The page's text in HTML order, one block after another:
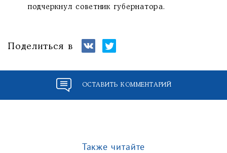
подчеркнул советник губернатора.
Поделиться в
ОСТАВИТЬ КОММЕНТАРИЙ
Также читайте